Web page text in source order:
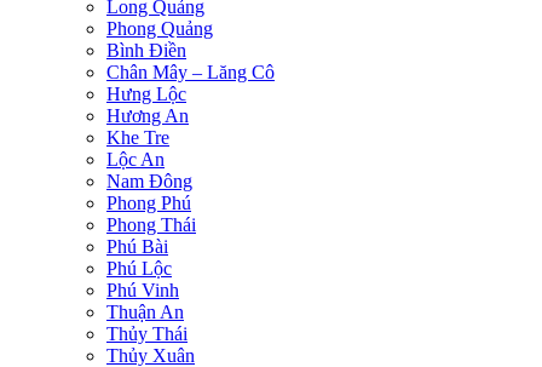
Long Quảng
Phong Quảng
Bình Điền
Chân Mây – Lăng Cô
Hưng Lộc
Hương An
Khe Tre
Lộc An
Nam Đông
Phong Phú
Phong Thái
Phú Bài
Phú Lộc
Phú Vinh
Thuận An
Thủy Thái
Thủy Xuân